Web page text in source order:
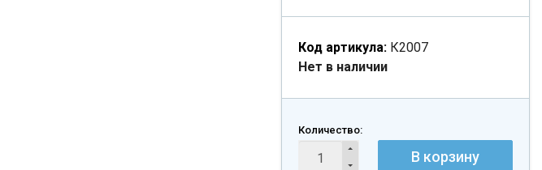
Код артикула: К2007
Нет в наличии
Количество:
В корзину